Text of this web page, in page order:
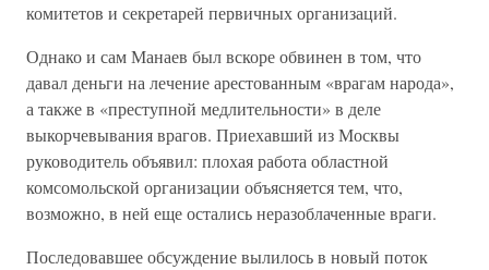
комитетов и секретарей первичных организаций.
Однако и сам Манаев был вскоре обвинен в том, что
давал деньги на лечение арестованным «врагам народа»,
а также в «преступной медлительности» в деле
выкорчевывания врагов. Приехавший из Москвы
руководитель объявил: плохая работа областной
комсомольской организации объясняется тем, что,
возможно, в ней еще остались неразоблаченные враги.
Последовавшее обсуждение вылилось в новый поток